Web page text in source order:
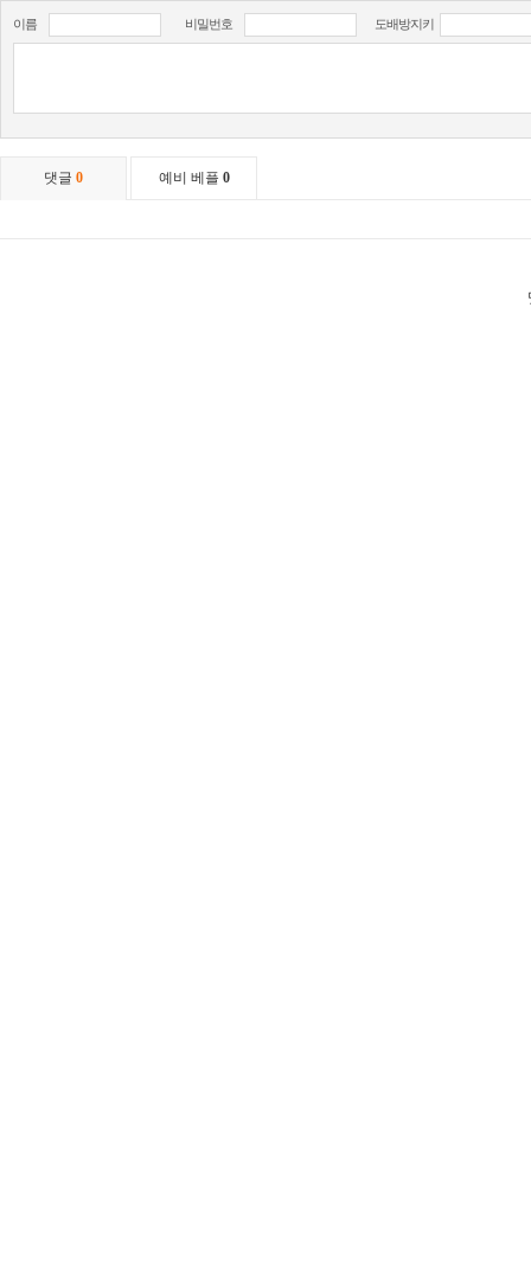
이름 비밀번호 도배방지키
댓글 0 예비 베플 0